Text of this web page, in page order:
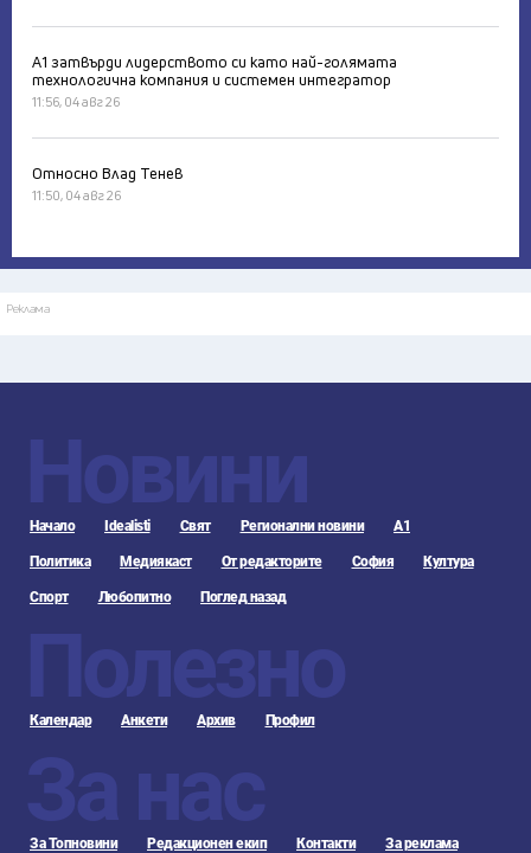
А1 затвърди лидерството си като най-голямата
технологична компания и системен интегратор
11:56, 04 авг 26
Относно Влад Тенев
11:50, 04 авг 26
Реклама
Новини
Начало Idealisti Свят Регионални новини А1
Политика Медиякаст От редакторите София Култура
Спорт Любопитно Поглед назад
Полезно
Календар Анкети Архив Профил
За нас
За Топновини Редакционен екип Контакти За реклама